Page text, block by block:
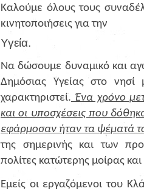
Καλούμε όλους τους
κινητοποιήσεις για την
Υγεία.
Να δώσουμε δυναμικό και
Δημόσιας Υγείας στο
χαρακτηριστεί. Ένα χρόνο
και οι υποσχέσεις που
εφάρμοσαν ήταν τα ψέματά
της σημερινής και των
πολίτες κατώτερης μοίρας
Εμείς οι εργαζόμενοι του